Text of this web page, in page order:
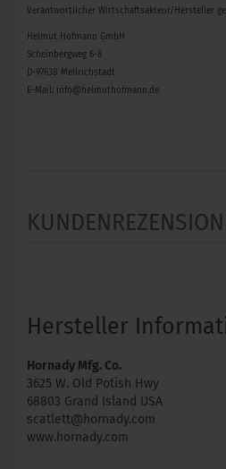
Verantwortlicher Wirtschaftsakteur/Hersteller
Helmut Hofmann GmbH
Scheinbergweg 6-8
D-97638 Mellrichstadt
E-Mail: info@helmuthofmann.de
Hersteller
Hornady Mfg. Co.
3625 W. Old Potish Hwy
68803 Grand Island USA
scatlett@hornady.com
www.hornady.com